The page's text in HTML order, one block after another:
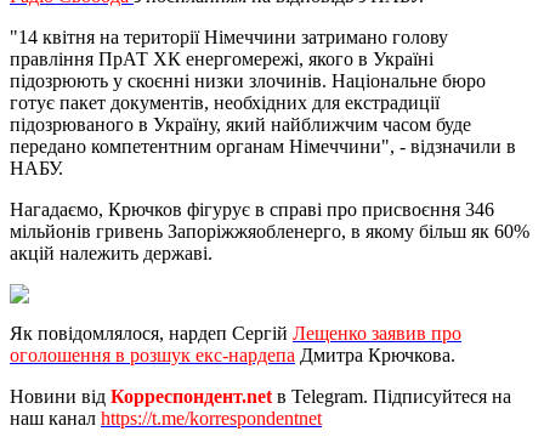
"14 квітня на території Німеччини затримано голову
правління ПрАТ ХК енергомережі, якого в Україні
підозрюють у скоєнні низки злочинів. Національне бюро
готує пакет документів, необхідних для екстрадиції
підозрюваного в Україну, який найближчим часом буде
передано компетентним органам Німеччини", - відзначили в
НАБУ.
Нагадаємо, Крючков фігурує в справі про присвоєння 346
мільйонів гривень Запоріжжяобленерго, в якому більш як 60%
акцій належить державі.
Як повідомлялося, нардеп Сергій Лещенко заявив про
оголошення в розшук екс-нардепа Дмитра Крючкова.
Новини від Корреспондент.net в Telegram. Підписуйтеся на
наш канал https://t.me/korrespondentnet